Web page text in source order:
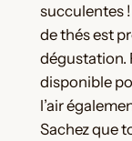
succulentes
de thés est
dégustation.
disponible
l’air
Sachez que